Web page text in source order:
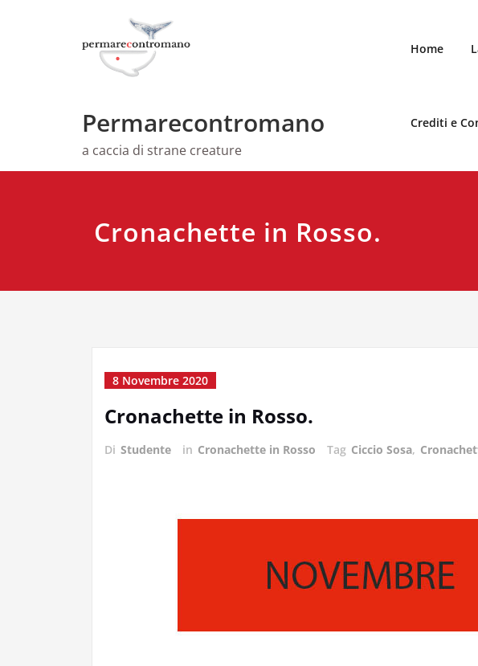
Permarecontromano
a caccia di strane creature
Home
Crediti e
Cronachette in Rosso.
8 Novembre 2020
Cronachette in Rosso.
Di Studente in Cronachette in Rosso Tag Ciccio Sosa,